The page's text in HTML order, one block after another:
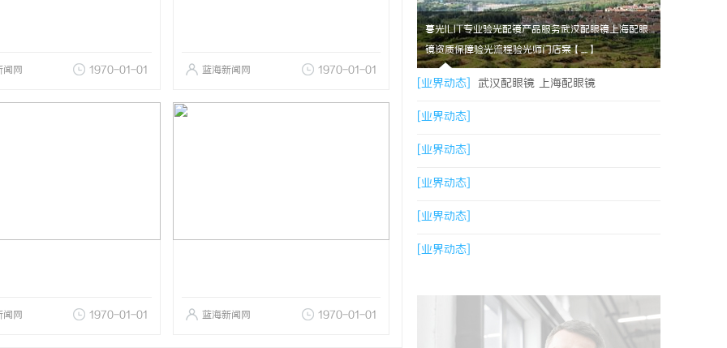
闻网 1970-01-01 蓝海新闻网 1970-01-01
闻网 1970-01-01 蓝海新闻网 1970-01-01
暮光ILIT专业验光配镜产品服务武汉配眼镜上海配眼
镜资质保障验光流程验光师门店案【....】
[业界动态] 武汉配眼镜 上海配眼镜
[业界动态]
[业界动态]
[业界动态]
[业界动态]
[业界动态]